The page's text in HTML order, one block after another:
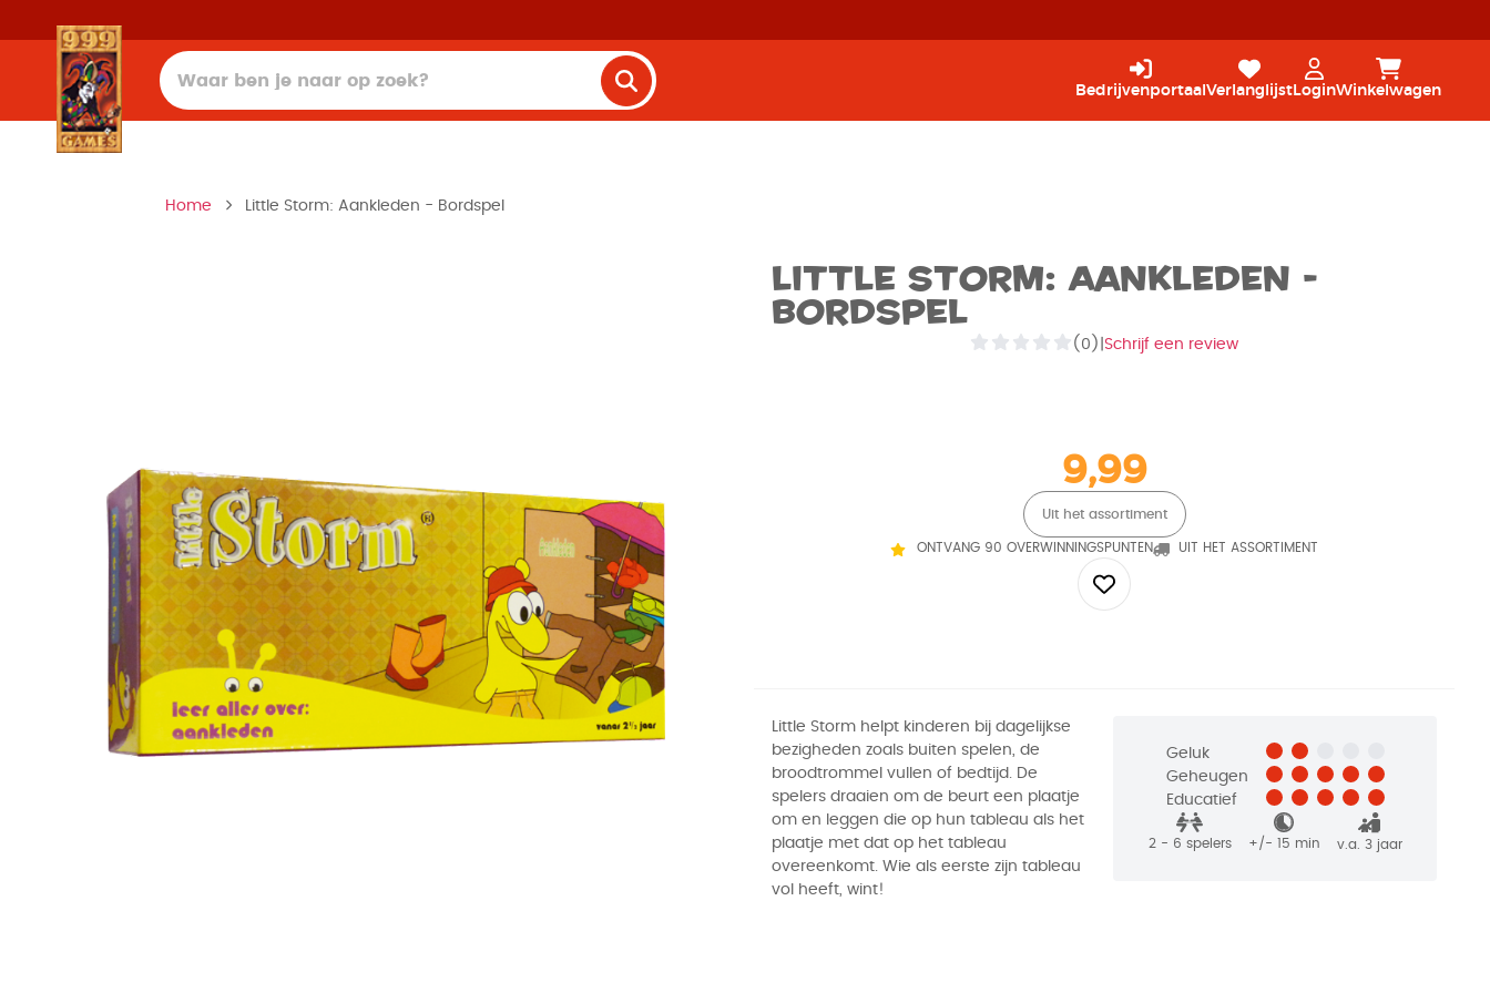
Bedrijvenportaal Verlanglijst LoginWinkelwagen
Home Little Storm: Aankleden - Bordspel
Little Storm: Aankleden -
Bordspel
(0) Schrijf een review
9,99
Uit het assortiment
ONTVANG 90 OVERWINNINGSPUNTEN UIT HET ASSORTIMENT
Little Storm helpt kinderen bij dagelijkse
bezigheden zoals buiten spelen, de
broodtrommel vullen of bedtijd. De
spelers draaien om de beurt een plaatje
om en leggen die op hun tableau als het
plaatje met dat op het tableau
overeenkomt. Wie als eerste zijn tableau
vol heeft, wint!
Geluk
Geheugen
Educatief
2 - 6 spelers +/- 15 min v.a. 3 jaar